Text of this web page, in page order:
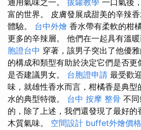
通用氣味之一。 拔罐教學 一口氣後
富的世界。 皮膚發展成甜美的辛辣
體驗。 台中外燴 香水帶有柔軟的柑
更多的辛辣層。 他們在一起具有溫
胞證台中 穿著，該男子突出了他優
的構成和類型有助於決定它們是否更
是否建議男女。 台胞證申請 最受歡
味，就雄性香水而言，柑橘香是典型
水的典型特徵。 台中 按摩 整骨 不
的，除了上述，我們還發現了最好
木質氣味。 空間設計 buffet外燴價格